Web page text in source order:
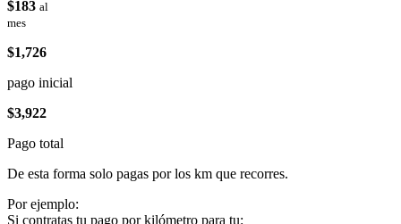
$183 al
mes
$1,726
pago inicial
$3,922
Pago total
De esta forma solo pagas por los km que recorres.
Por ejemplo:
Si contratas tu pago por kilómetro para tu: